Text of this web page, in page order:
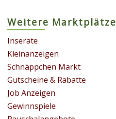
Weitere Marktplätze
Inserate
Kleinanzeigen
Schnäppchen Markt
Gutscheine & Rabatte
Job Anzeigen
Gewinnspiele